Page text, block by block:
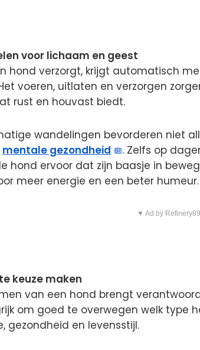
voor lichaam en geest
hond verzorgt, krijgt automatisch
voeren, uitlaten en verzorgen
rust en houvast biedt.
wandelingen bevorderen niet
mentale gezondheid
. Zelfs op
hond ervoor dat zijn baasje in
meer energie en een beter humeur.
▼ Ad by Refinery89
keuze maken
van een hond brengt
om goed te overwegen welk type
gezondheid en levensstijl.